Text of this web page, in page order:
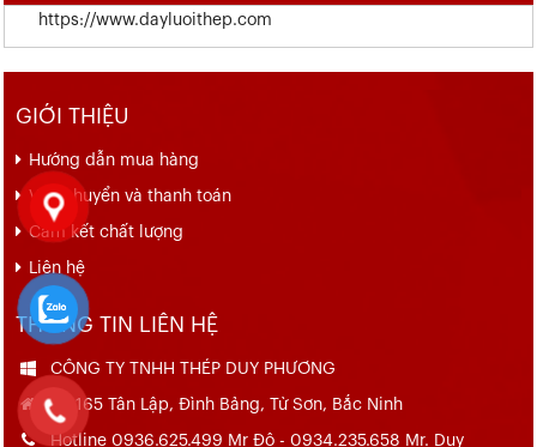
https://www.dayluoithep.com
GIỚI THIỆU
Hướng dẫn mua hàng
Vận chuyển và thanh toán
Cam kết chất lượng
Liên hệ
THÔNG TIN LIÊN HỆ
CÔNG TY TNHH THÉP DUY PHƯƠNG
Số 165 Tân Lập, Đình Bảng, Từ Sơn, Bắc Ninh
Hotline 0936.625.499 Mr Đô - 0934.235.658 Mr. Duy